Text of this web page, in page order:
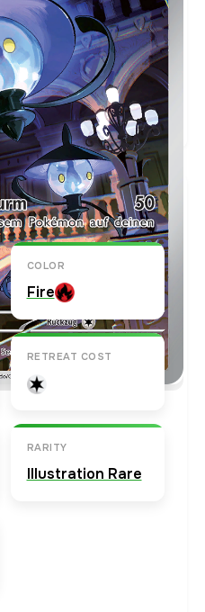
aktualisiert.
Englische Version →
COLOR
Fire
RETREAT COST
RARITY
Illustration Rare